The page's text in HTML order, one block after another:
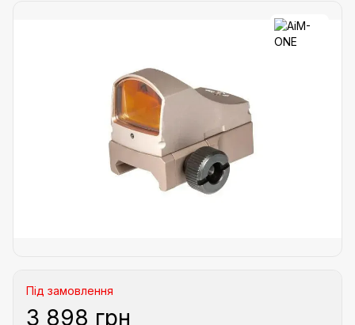
Під замовлення
3 898 грн